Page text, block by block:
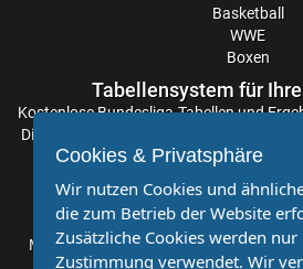
Serie
Basketball
WWE
Boxen
Tabellensystem für
KostenloseBundesliga-Tabellenund
Die Aktualisierung der Ergebnisse
Sie stets auf dem Laufenden sind.
Möchten Sie, dass auch Ihr Verein
Cookies & Privatsphäre
Wir nutzen Cookies und
die zum Betrieb der Website
Zusätzliche Cookies werden
Zustimmung verwendet. Wir